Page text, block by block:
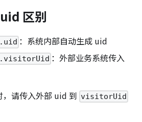
区别
：系统内部自动生成 uid
：外部业务系统传入
请传入外部 uid 到 visitorUid